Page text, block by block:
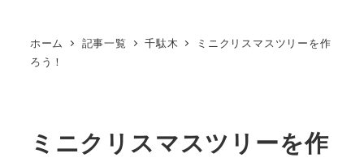
ホーム 記事一覧 千駄木
ミニクリスマスツリーを作
ろう！
ミニクリスマスツリーを作